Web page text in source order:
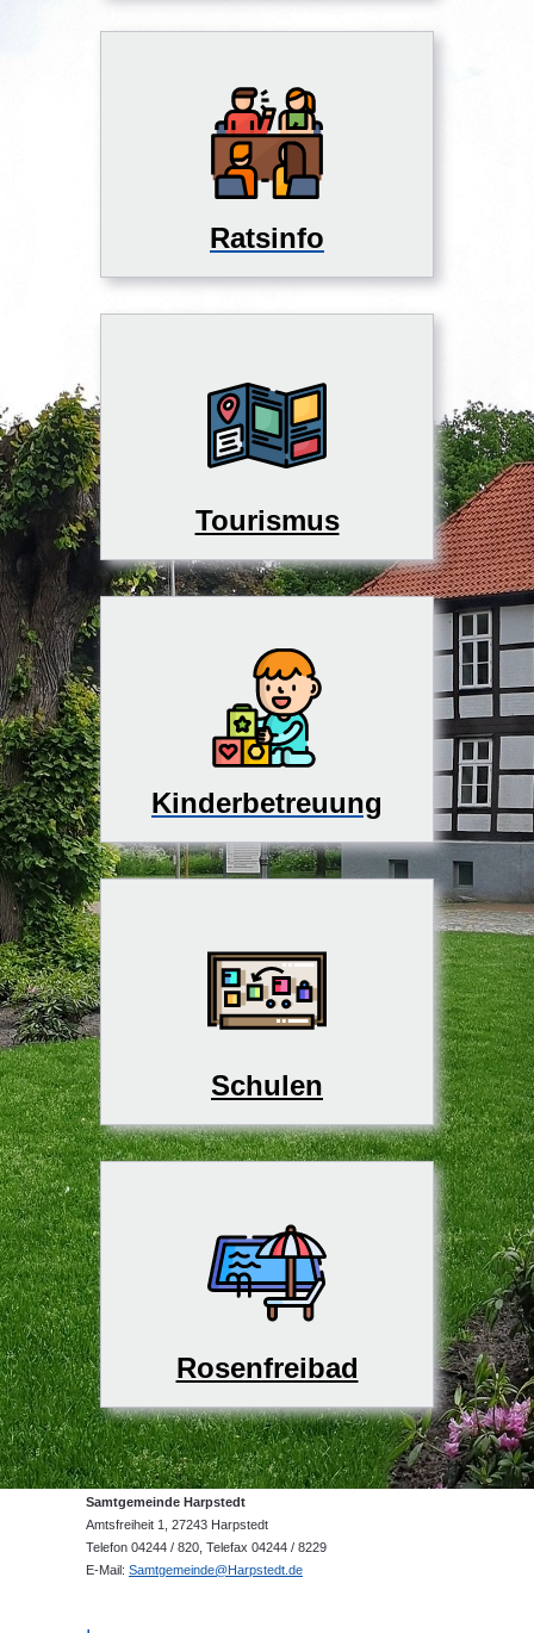
Ratsinfo
Tourismus
Kinderbetreuung
Schulen
Rosenfreibad
Samtgemeinde Harpstedt
Amtsfreiheit 1, 27243 Harpstedt
Telefon 04244 / 820, Telefax 04244 / 8229
E-Mail: Samtgemeinde@Harpstedt.de